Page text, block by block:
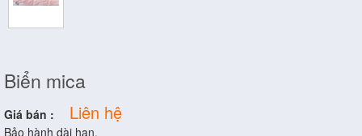
Biển mica
Giá bán : Liên hệ
Bảo hành dài hạn.